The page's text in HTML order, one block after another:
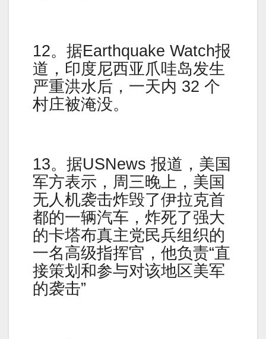
12。据Earthquake Watch报
道，印度尼西亚爪哇岛发生
严重洪水后，一天内 32 个
村庄被淹没。
13。据USNews 报道，美国
军方表示，周三晚上，美国
无人机袭击炸毁了伊拉克首
都的一辆汽车，炸死了强大
的卡塔布真主党民兵组织的
一名高级指挥官，他负责“直
接策划和参与对该地区美军
的袭击”